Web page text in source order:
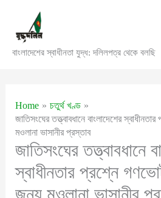
content
বাংলাদেশের স্বাধীনতা যুদ্ধ: দলিলপত্র থেকে বলছি
Home
চতুর্থ খণ্ড
জাতিসংঘের তত্ত্বাবধানে বাংলাদেশের
মওলানা ভাসানীর প্রস্তাব
জাতিসংঘের তত্ত্বাবধানে
স্বাধীনতার প্রশ্নে